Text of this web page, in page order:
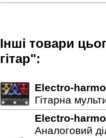
Інші товари
гітар":
Electro-
Гітарна
Electro-
Аналоговий